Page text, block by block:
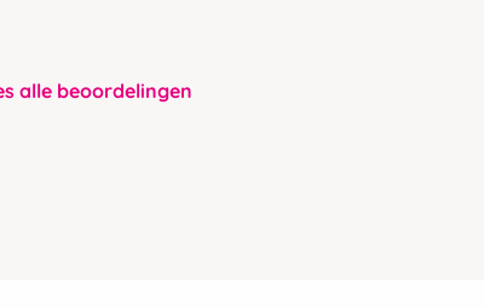
alle beoordelingen